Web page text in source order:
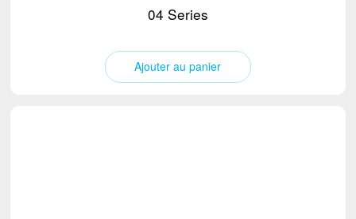
04 Series
Ajouter au panier